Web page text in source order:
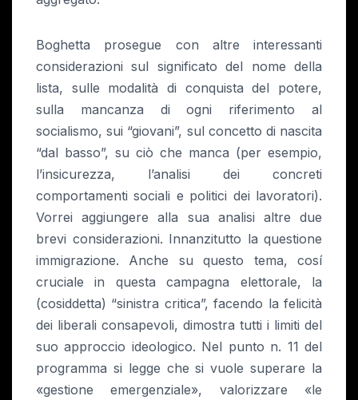
Boghetta prosegue con altre interessanti
considerazioni sul significato del nome della
lista, sulle modalità di conquista del potere,
sulla mancanza di ogni riferimento al
socialismo, sui “giovani”, sul concetto di nascita
“dal basso”, su ciò che manca (per esempio,
l’insicurezza, l’analisi dei concreti
comportamenti sociali e politici dei lavoratori).
Vorrei aggiungere alla sua analisi altre due
brevi considerazioni. Innanzitutto la questione
immigrazione. Anche su questo tema, cosí
cruciale in questa campagna elettorale, la
(cosiddetta) “sinistra critica”, facendo la felicità
dei liberali consapevoli, dimostra tutti i limiti del
suo approccio ideologico. Nel punto n. 11 del
programma si legge che si vuole superare la
«gestione emergenziale», valorizzare «le